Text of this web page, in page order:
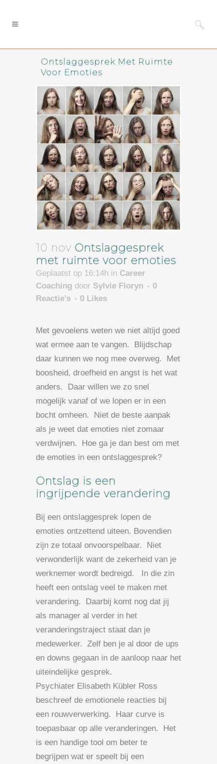
Ontslaggesprek Met Ruimte
Voor Emoties
10 nov Ontslaggesprek
met ruimte voor emoties
Geplaatst op 16:14h in Career
Coaching door Sylvie Floryn
0
Reactie's
0 Likes
Met gevoelens weten we niet altijd goed
wat ermee aan te vangen. Blijdschap
daar kunnen we nog mee overweg. Met
boosheid, droefheid en angst is het wat
anders. Daar willen we zo snel
mogelijk vanaf of we lopen er in een
bocht omheen. Niet de beste aanpak
als je weet dat emoties niet zomaar
verdwijnen. Hoe ga je dan best om met
de emoties in een ontslaggesprek?
Ontslag is een
ingrijpende verandering
Bij een ontslaggesprek lopen de
emoties ontzettend uiteen. Bovendien
zijn ze totaal onvoorspelbaar. Niet
verwonderlijk want de zekerheid van je
werknemer wordt bedreigd. In die zin
heeft een ontslag veel te maken met
verandering. Daarbij komt nog dat jij
als manager al verder in het
veranderingstraject staat dan je
medewerker. Zelf ben je al door de ups
en downs gegaan in de aanloop naar het
uiteindelijke gesprek.
Psychiater Elisabeth Kübler Ross
beschreef de emotionele reacties bij
een rouwverwerking. Haar curve is
toepasbaar op alle veranderingen. Het
is een handige tool om beter te
begrijpen wat er speelt bij een